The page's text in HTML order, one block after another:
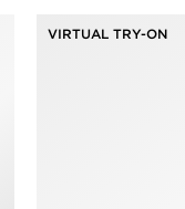
VIRTUAL TRY-ON